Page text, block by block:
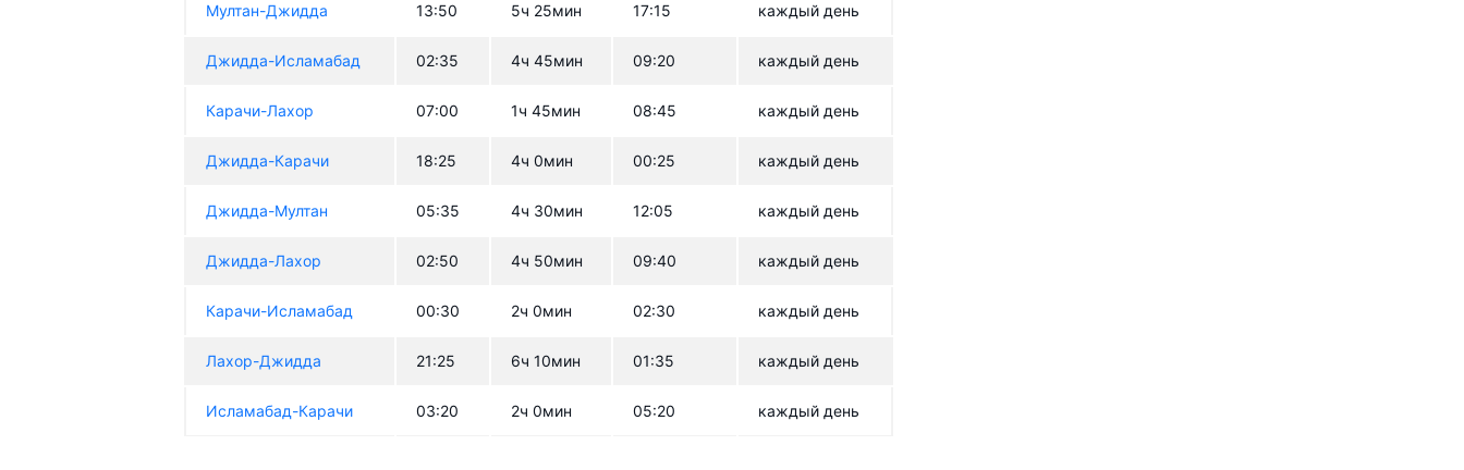
Мултан-Джидда 13:50 5ч 25мин 17:15 каждый день
Джидда-Исламабад 02:35 4ч 45мин 09:20 каждый день
Карачи-Лахор 07:00 1ч 45мин 08:45 каждый день
Джидда-Карачи 18:25 4ч 0мин 00:25 каждый день
Джидда-Мултан 05:35 4ч 30мин 12:05 каждый день
Джидда-Лахор 02:50 4ч 50мин 09:40 каждый день
Карачи-Исламабад 00:30 2ч 0мин 02:30 каждый день
Лахор-Джидда 21:25 6ч 10мин 01:35 каждый день
Исламабад-Карачи 03:20 2ч 0мин 05:20 каждый день